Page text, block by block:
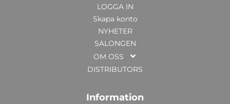
LOGGA IN
Skapa konto
NYHETER
SALONGEN
OM OSS
DISTRIBUTORS
Information